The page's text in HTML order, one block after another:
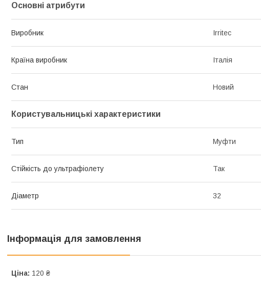
Основні атрибути
Виробник Irritec
Країна виробник Італія
Стан Новий
Користувальницькі характеристики
Тип Муфти
Стійкість до ультрафіолету Так
Діаметр 32
Інформація для замовлення
Ціна: 120 ₴